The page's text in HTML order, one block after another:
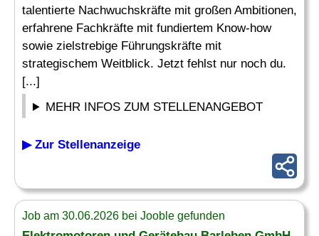
talentierte Nachwuchskräfte mit großen Ambitionen,
erfahrene Fachkräfte mit fundiertem Know-how
sowie zielstrebige Führungskräfte mit
strategischem Weitblick. Jetzt fehlst nur noch du.
[...]
MEHR INFOS ZUM STELLENANGEBOT
▶ Zur Stellenanzeige
Job am 30.06.2026 bei Jooble gefunden